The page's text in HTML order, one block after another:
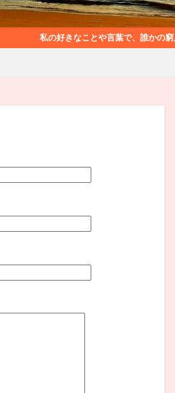
私の好きなことや言葉で、誰かの窮